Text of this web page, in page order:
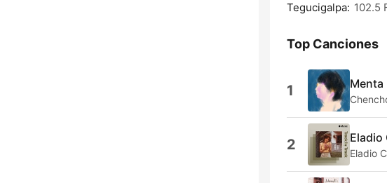
Tegucigalpa: 102.5
Top Canciones
1 Menta
2 Eladio
Eladio